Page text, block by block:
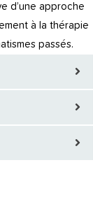
d’une approche
à la thérapie
passés.